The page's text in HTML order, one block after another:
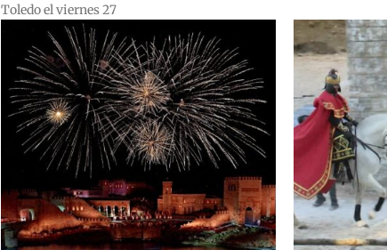
Toledo el viernes 27